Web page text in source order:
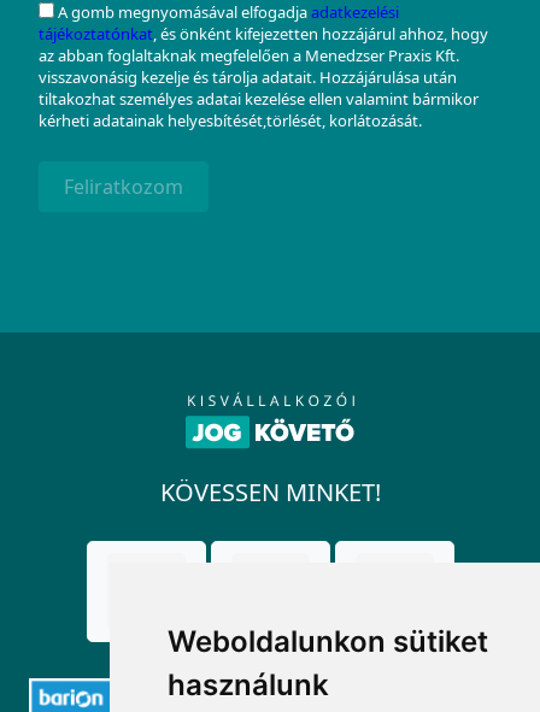
Weboldalunkon sütiket
használunk
A gomb megnyomásával elfogadjaadatkezelési
tájékoztatónkat, és önként kifejezetten hozzájárul ahhoz, hogy
az abban foglaltaknak megfelelően a Menedzser Praxis Kft.
visszavonásig kezelje és tárolja adatait. Hozzájárulása után
tiltakozhat személyes adatai kezelése ellen valamint bármikor
kérheti adatainak helyesbítését,törlését, korlátozását.
Feliratkozom
KÖVESSEN MINKET!